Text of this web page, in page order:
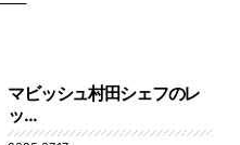
マビッシュ村田シェフのレ
ッ...